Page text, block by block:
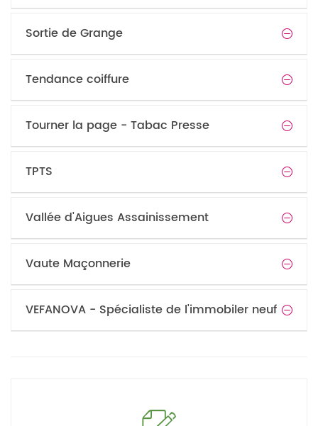
Sortie de Grange
Tendance coiffure
Tourner la page - Tabac Presse
TPTS
Vallée d'Aigues Assainissement
Vaute Maçonnerie
VEFANOVA - Spécialiste de l'immobiler neuf